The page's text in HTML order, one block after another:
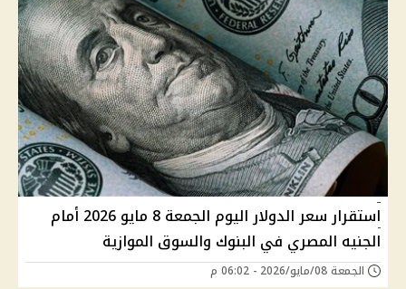
استقرار سعر الدولار اليوم الجمعة 8 مايو 2026 أمام
الجنيه المصري في البنوك والسوق الموازية
الجمعة 08/مايو/2026 - 06:02 م